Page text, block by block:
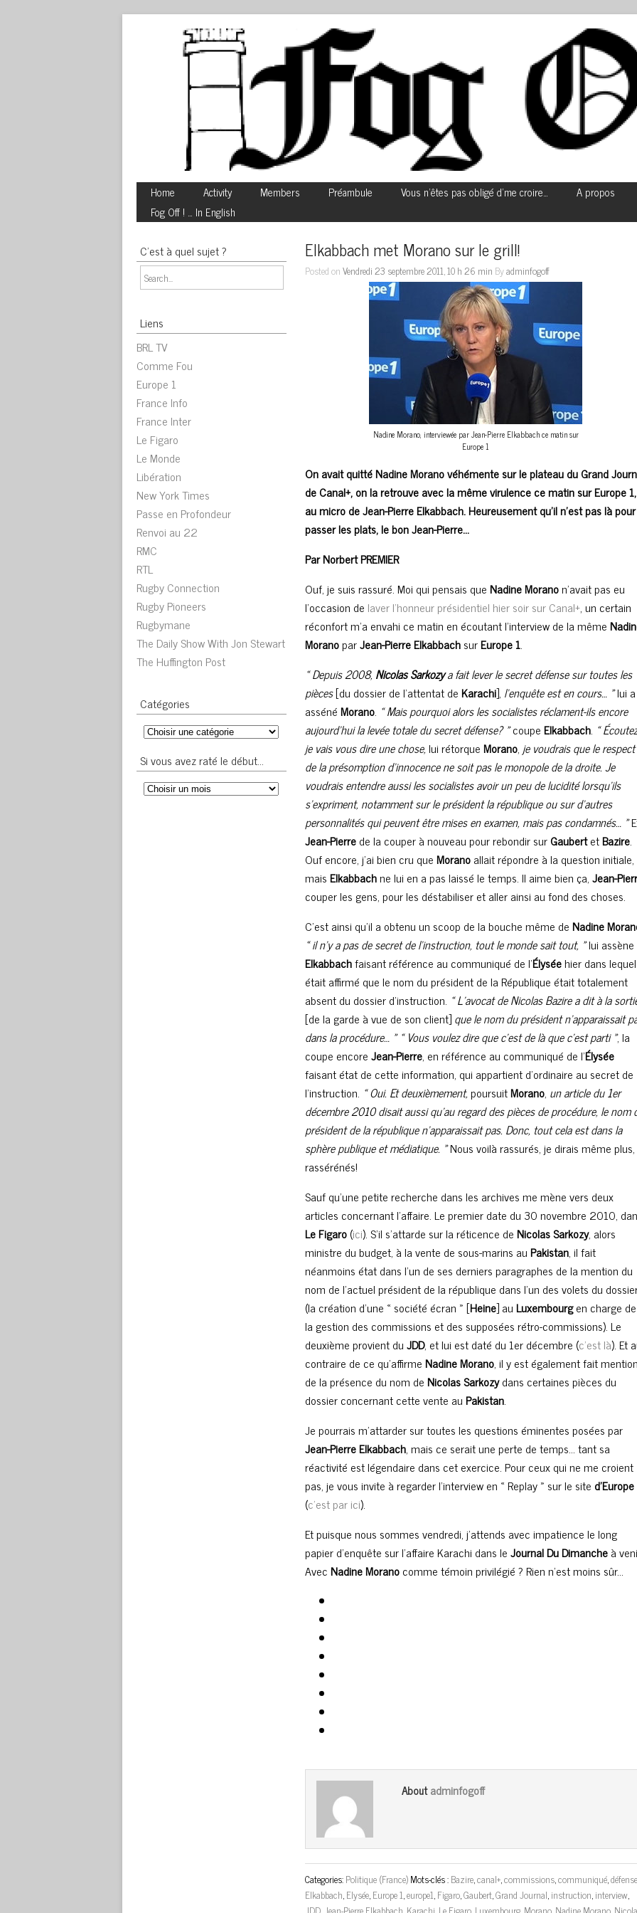
Home Activity Members Préambule Vous n’êtes pas obligé d’me croire… A propos
Fog Off ! … In English
C’est à quel sujet ?
Liens
BRL TV
Comme Fou
Europe 1
France Info
France Inter
Le Figaro
Le Monde
Libération
New York Times
Passe en Profondeur
Renvoi au 22
RMC
RTL
Rugby Connection
Rugby Pioneers
Rugbymane
The Daily Show With Jon Stewart
The Huffington Post
Catégories
Si vous avez raté le début…
Elkabbach met Morano sur le grill!
Posted onVendredi 23 septembre 2011, 10 h 26 min Byadminfogoff
Nadine Morano, interviewée par Jean-Pierre Elkabbach ce matin sur
Europe 1
On avait quitté Nadine Morano véhémente sur le plateau du Grand
de Canal+, on la retrouve avec la même virulence ce matin sur Europe 1,
au micro de Jean-Pierre Elkabbach. Heureusement qu’il n’est pas là pour
passer les plats, le bon Jean-Pierre…
Par Norbert PREMIER
Ouf, je suis rassuré. Moi qui pensais queNadine Moranon’avait pas eu
l’occasion de laver l’honneur présidentiel hier soir sur Canal+, un certain
réconfort m’a envahi ce matin en écoutant l’interview de la même
MoranoparJean-Pierre ElkabbachsurEurope 1.
« Depuis 2008, Nicolas Sarkozya fait lever le secret défense sur toutes les
pièces[du dossier de l’attentat deKarachi], l’enquête est en cours… »lui a
assénéMorano. « Mais pourquoi alors les socialistes réclament-ils encore
aujourd’hui la levée totale du secret défense? »coupeElkabbach. «
je vais vous dire une chose,lui rétorqueMorano, je voudrais que le respect
de la présomption d’innocence ne soit pas le monopole de la droite. Je
voudrais entendre aussi les socialistes avoir un peu de lucidité lorsqu’ils
s’expriment, notamment sur le président la république ou sur d’autres
personnalités qui peuvent être mises en examen, mais pas condamnés… »
Jean-Pierrede la couper à nouveau pour rebondir surGaubertetBazire.
Ouf encore, j’ai bien cru queMoranoallait répondre à la question initiale,
maisElkabbachne lui en a pas laissé le temps. Il aime bien ça,Jean-
couper les gens, pour les déstabiliser et aller ainsi au fond des choses.
C’est ainsi qu’il a obtenu un scoop de la bouche même deNadine
« il n’y a pas de secret de l’instruction, tout le monde sait tout, »lui assène
Elkabbachfaisant référence au communiqué de l’Élyséehier dans
était affirmé que le nom du président de la République était totalement
absent du dossier d’instruction. « L’avocat de Nicolas Bazire a dit à la
[de la garde à vue de son client]que le nom du président n’apparaissait
dans la procédure… » « Vous voulez dire que c’est de là que c’est parti », la
coupe encoreJean-Pierre, en référence au communiqué de l’Élysée
faisant état de cette information, qui appartient d’ordinaire au secret de
l’instruction. « Oui. Et deuxièmement,poursuitMorano, un article du 1er
décembre 2010 disait aussi qu’au regard des pièces de procédure, le nom
président de la république n’apparaissait pas. Donc, tout cela est dans la
sphère publique et médiatique. »Nous voilà rassurés, je dirais même plus,
rassérénés!
Sauf qu’une petite recherche dans les archives me mène vers deux
articles concernant l’affaire. Le premier date du 30 novembre 2010,
Le Figaro(ici). S’il s’attarde sur la réticence deNicolas Sarkozy, alors
ministre du budget, à la vente de sous-marins auPakistan, il fait
néanmoins état dans l’un de ses derniers paragraphes de la mention du
nom de l’actuel président de la république dans l’un des volets du
(la création d’une « société écran » [Heine] auLuxembourgen charge de
la gestion des commissions et des supposées rétro-commissions). Le
deuxième provient duJDD, et lui est daté du 1er décembre (c’est là). Et
contraire de ce qu’affirmeNadine Morano, il y est également fait mention
de la présence du nom deNicolas Sarkozydans certaines pièces du
dossier concernant cette vente auPakistan.
Je pourrais m’attarder sur toutes les questions éminentes posées par
Jean-Pierre Elkabbach, mais ce serait une perte de temps… tant sa
réactivité est légendaire dans cet exercice. Pour ceux qui ne me croient
pas, je vous invite à regarder l’interview en « Replay » sur le site
(c’est par ici).
Et puisque nous sommes vendredi, j’attends avec impatience le long
papier d’enquête sur l’affaire Karachi dans leJournal Du Dimancheà
AvecNadine Moranocomme témoin privilégié ? Rien n’est moins sûr…
Aboutadminfogoff
Categories:Politique (France)Mots-clés :Bazire,canal+,commissions,communiqué,défense
Elkabbach,Elysée,Europe 1,europe1,Figaro,Gaubert,Grand Journal,instruction,interview,